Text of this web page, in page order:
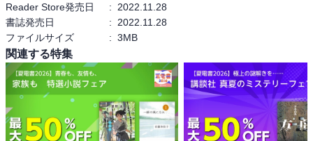
とめ直したことがわかるので、文体の統一にも納得がいくよい趣
向。
惜しむらくは識人たちの扱い。先代の地神代も炎能（正体を知った
時にわかる素晴らしいネーミング！）らも、蟻はまあ報われるので
別枠として、「花」以外は誰も彼も末路があんまりすぎる。
Reader Store発売日
:
2022.11.28
書誌発売日
:
2022.11.28
ファイルサイズ
: 3MB
関連する特集